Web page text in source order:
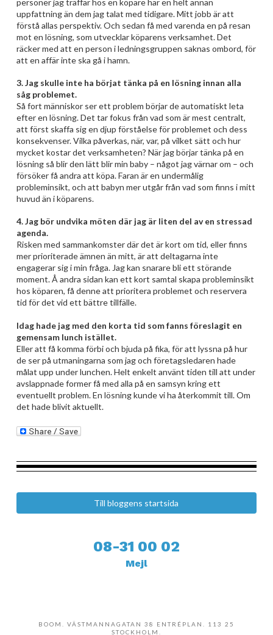
uppfattning än dem jag talat med tidigare. Mitt jobb är att
förstå allas perspektiv. Och sedan få med varenda en på resan
mot en lösning, som utvecklar köparens verksamhet. Det
räcker med att en person i ledningsgruppen saknas ombord, för
att en affär inte ska gå i hamn.
3. Jag skulle inte ha börjat tänka på en lösning innan alla
såg problemet.
Så fort människor ser ett problem börjar de automatiskt leta
efter en lösning. Det tar fokus från vad som är mest centralt,
att först skaffa sig en djup förståelse för problemet och dess
konsekvenser. Vilka påverkas, när, var, på vilket sätt och hur
mycket kostar det verksamheten? När jag börjar tänka på en
lösning så blir den lätt blir min baby – något jag värnar om – och
försöker få andra att köpa. Faran är en undermålig
probleminsikt, och att babyn mer utgår från vad som finns i mitt
huvud än i köparens.
4. Jag bör undvika möten där jag är liten del av en stressad
agenda.
Risken med sammankomster där det är kort om tid, eller finns
mer prioriterade ämnen än mitt, är att deltagarna inte
engagerar sig i min fråga. Jag kan snarare bli ett störande
moment. Å andra sidan kan ett kort samtal skapa probleminsikt
hos köparen, få denne att prioritera problemet och reservera
tid för det vid ett bättre tillfälle.
Idag hade jag med den korta tid som fanns föreslagit en
gemensam lunch istället.
Eller att få komma förbi och bjuda på fika, för att lyssna på hur
de ser på utmaningarna som jag och företagsledaren hade
målat upp under lunchen. Helt enkelt använt tiden till att under
avslappnade former få med alla på en samsyn kring ett
eventuellt problem. En lösning kunde vi ha återkommit till. Om
det hade blivit aktuellt.
Till bloggens startsida
08-31 00 02
Mejl
BOOM. VÄSTMANNAGATAN 38 ENTRÉPLAN. 113 25
STOCKHOLM.